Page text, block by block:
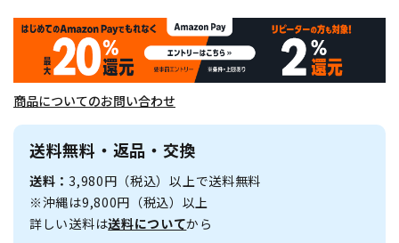
商品についてのお問い合わせ
送料無料・返品・交換
送料：3,980円（税込）以上で送料無料
※沖縄は9,800円（税込）以上
詳しい送料は送料についてから